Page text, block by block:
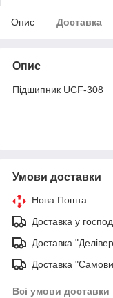
Опис Доставка
Опис
Підшипник UCF-308
Умови доставки
Нова Пошта
Доставка у
Доставка
Доставка
Всі умови доставки